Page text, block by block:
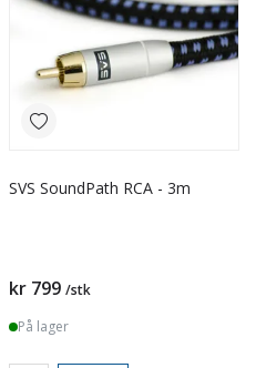
SVS SoundPath RCA - 3m
kr 799 /stk
På lager